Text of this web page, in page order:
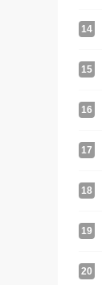
14
15
16
17
18
19
20